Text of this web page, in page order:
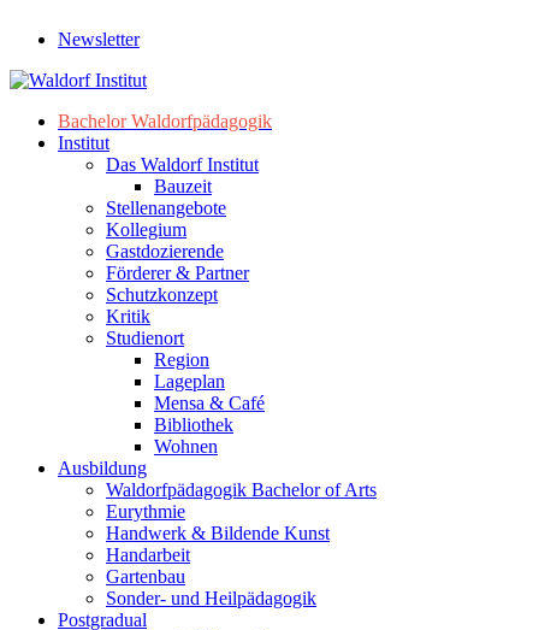
Newsletter
Bachelor Waldorfpädagogik
Institut
Das Waldorf Institut
Bauzeit
Stellenangebote
Kollegium
Gastdozierende
Förderer & Partner
Schutzkonzept
Kritik
Studienort
Region
Lageplan
Mensa & Café
Bibliothek
Wohnen
Ausbildung
Waldorfpädagogik Bachelor of Arts
Eurythmie
Handwerk & Bildende Kunst
Handarbeit
Gartenbau
Sonder- und Heilpädagogik
Postgradual